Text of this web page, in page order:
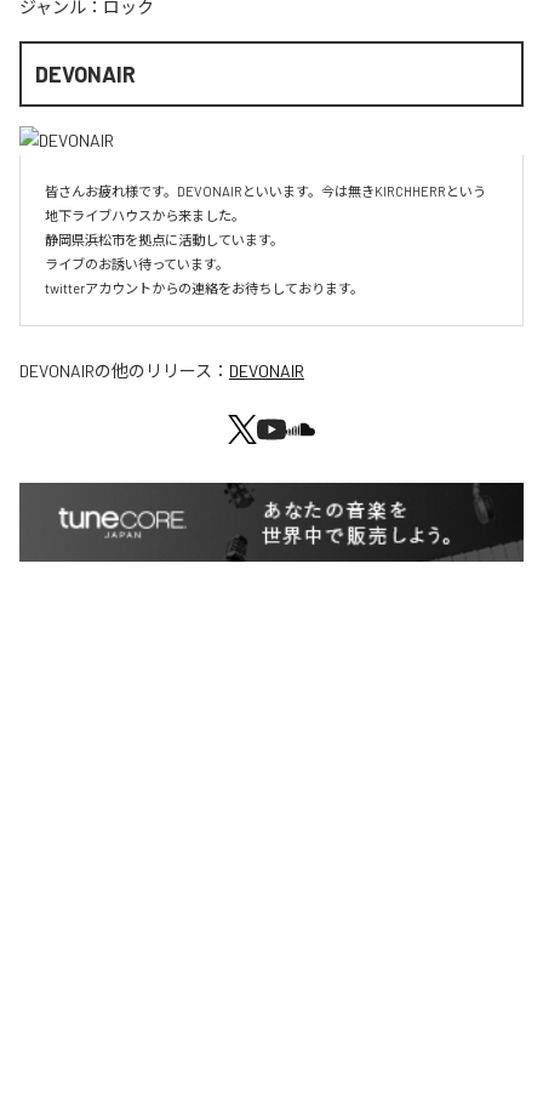
ジャンル： ロック
DEVONAIR
皆さんお疲れ様です。DEVONAIRといいます。今は無きKIRCHHERRという
地下ライブハウスから来ました。
静岡県浜松市を拠点に活動しています。
ライブのお誘い待っています。
twitterアカウントからの連絡をお待ちしております。
DEVONAIRの他のリリース： DEVONAIR